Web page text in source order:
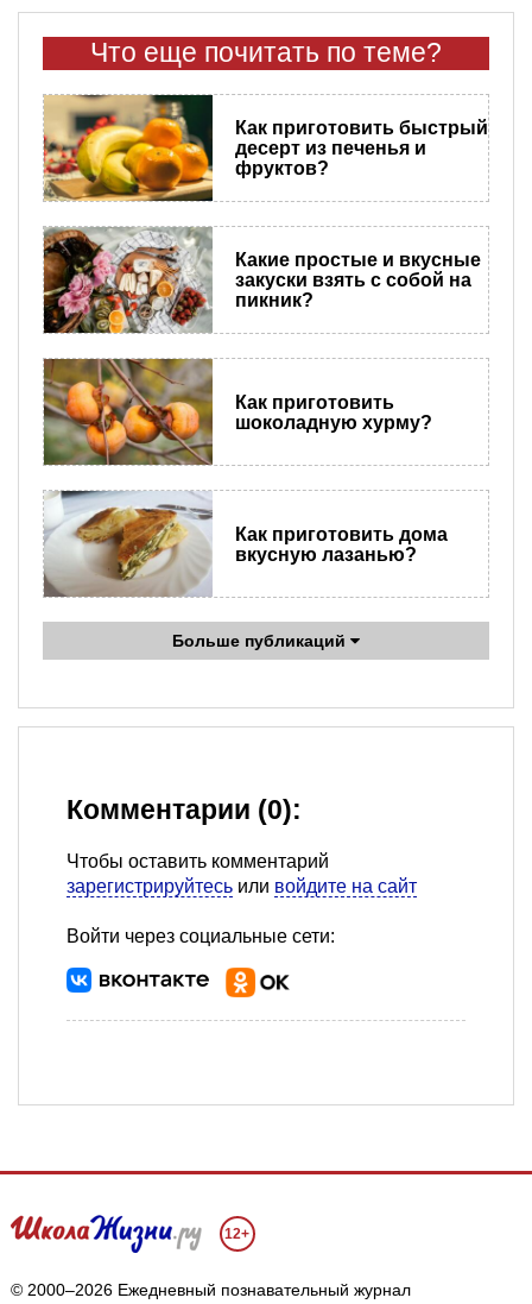
Что еще почитать по теме?
Как приготовить быстрый
десерт из печенья и
фруктов?
Какие простые и вкусные
закуски взять с собой на
пикник?
Как приготовить
шоколадную хурму?
Как приготовить дома
вкусную лазанью?
Больше публикаций
Комментарии (0):
Чтобы оставить комментарий
зарегистрируйтесь или войдите на сайт
Войти через социальные сети:
12+
© 2000–2026 Ежедневный познавательный журнал